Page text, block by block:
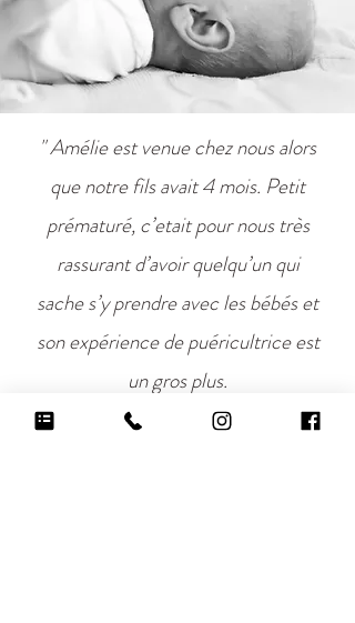
" Amélie est venue chez nous alors
que notre fils avait 4 mois. Petit
prématuré, c’etait pour nous très
rassurant d’avoir quelqu’un qui
sache s’y prendre avec les bébés et
son expérience de puéricultrice est
un gros plus.
Elle nous a tout de suite mis à l’aise